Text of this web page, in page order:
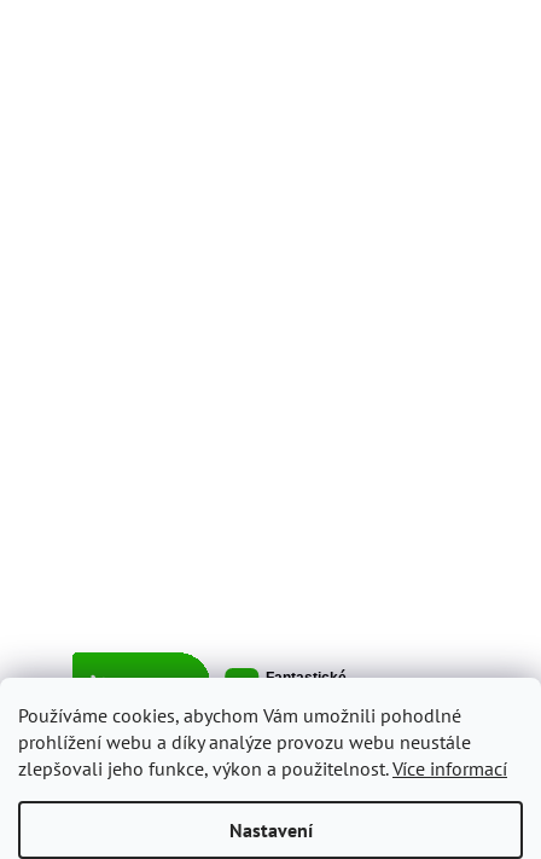
Používáme cookies, abychom Vám umožnili pohodlné
prohlížení webu a díky analýze provozu webu neustále
zlepšovali jeho funkce, výkon a použitelnost.Více informací
Nastavení